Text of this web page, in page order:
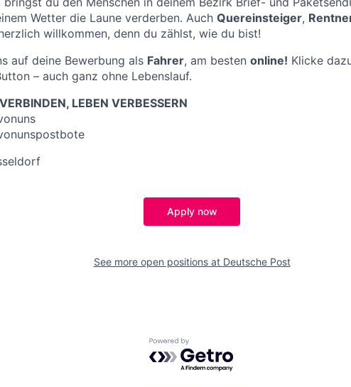
Wetter die Laune verderben. Auch Quereinsteiger,
willkommen, denn du zählst, wie du bist!
auf deine Bewerbung als Fahrer, am besten online! Klicke
– auch ganz ohne Lebenslauf.
LEBEN VERBESSERN
Apply now
See more open positions at Deutsche Post
Powered by Getro.com